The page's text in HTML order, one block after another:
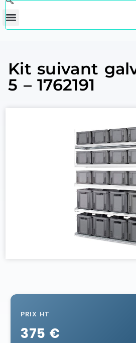
Kit suivant
5 – 1762191
PRIX HT
375 €